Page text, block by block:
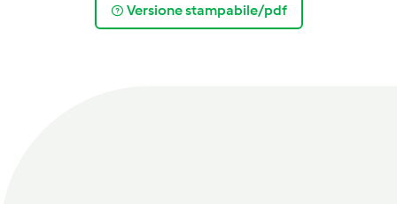
Versione stampabile/pdf